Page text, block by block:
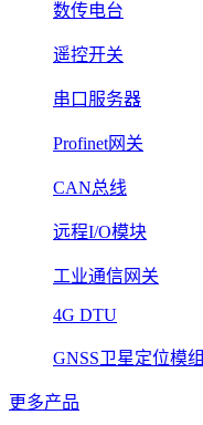
数传电台
遥控开关
串口服务器
Profinet网关
CAN总线
远程I/O模块
工业通信网关
4G DTU
GNSS卫星定位模组
更多产品